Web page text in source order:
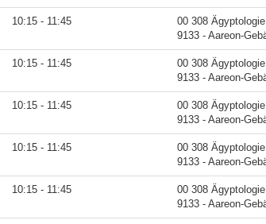
10:15 - 11:45
00 308 Ägyptologie
9133 - Aareon-
10:15 - 11:45
00 308 Ägyptologie
9133 - Aareon-
10:15 - 11:45
00 308 Ägyptologie
9133 - Aareon-
10:15 - 11:45
00 308 Ägyptologie
9133 - Aareon-
10:15 - 11:45
00 308 Ägyptologie
9133 - Aareon-